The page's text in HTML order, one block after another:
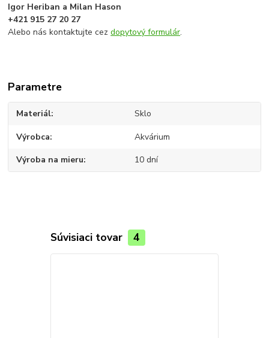
Igor Heriban a Milan Hason
+421 915 27 20 27
Alebo nás kontaktujte cezdopytový formulár.
Parametre
Materiál Sklo
Výrobca Akvárium
Výroba na mieru 10 dní
Súvisiaci tovar 4